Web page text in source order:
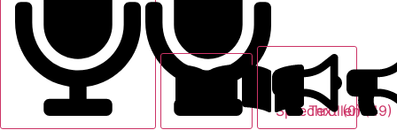
Sprechrollen (49)
Text (0)